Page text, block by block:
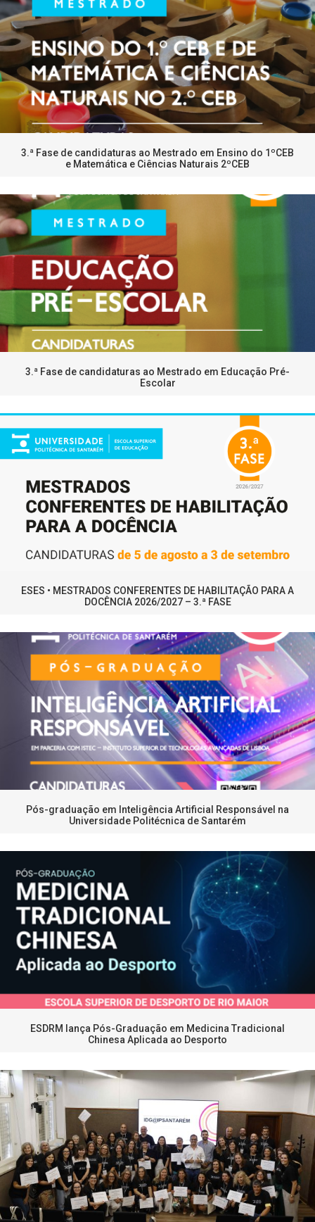
3.ª Fase de candidaturas ao Mestrado em Ensino do 1ºCEB
e Matemática e Ciências Naturais 2ºCEB
3.ª Fase de candidaturas ao Mestrado em Educação Pré-
Escolar
ESES • MESTRADOS CONFERENTES DE HABILITAÇÃO PARA A
DOCÊNCIA 2026/2027 – 3.ª FASE
Pós-graduação em Inteligência Artificial Responsável na
Universidade Politécnica de Santarém
ESDRM lança Pós-Graduação em Medicina Tradicional
Chinesa Aplicada ao Desporto